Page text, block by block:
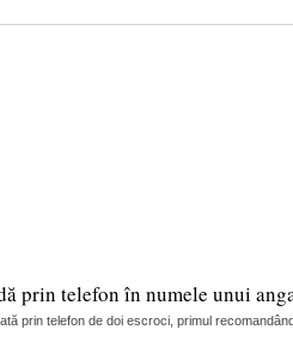
prin telefon în numele unui
prin telefon de doi escroci, primul